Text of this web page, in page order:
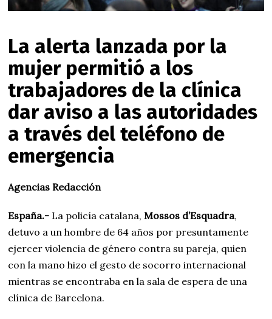
La alerta lanzada por la
mujer permitió a los
trabajadores de la clínica
dar aviso a las autoridades
a través del teléfono de
emergencia
Agencias Redacción
España.- La policía catalana, Mossos d’Esquadra,
detuvo a un hombre de 64 años por presuntamente
ejercer violencia de género contra su pareja, quien
con la mano hizo el gesto de socorro internacional
mientras se encontraba en la sala de espera de una
clínica de Barcelona.